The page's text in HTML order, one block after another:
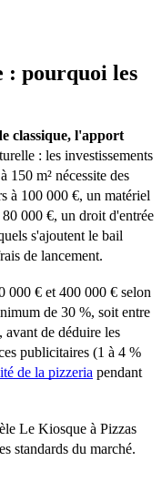
: pourquoi les
classique, l'apport
: les investissements
150 m² nécessite des
à 100 000 €, un matériel
000 €, un droit d'entrée
s'ajoutent le bail
de lancement.
000 € et 400 000 € selon
de 30 %, soit entre
avant de déduire les
publicitaires (1 à 4 %
de la pizzeria pendant
Le Kiosque à Pizzas
standards du marché.